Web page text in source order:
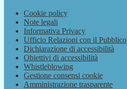
Cookie policy
Note legali
Informativa Privacy
Ufficio Relazioni con il Pubblico
Dichiarazione di accessibilità
Obiettivi di accessibilità
Whistleblowing
Gestione consensi cookie
Amministrazione trasparente